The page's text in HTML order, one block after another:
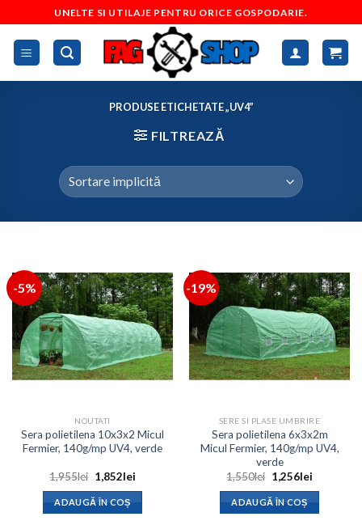
to
content
UNELTE SI UTILAJE PENTRU ORICE GOSPODARIE.
PRODUSE ETICHETATE „UV4”
FILTREAZĂ
-5%
NOUTATI
Sera polietilena 10x3x2 Micul
Fermier, 140g/mp UV4, verde
1,955lei Prețul
inițial
a
fost:
1,955lei.
1,852leiPrețul
ADAUGĂ ÎN COȘ
-19%
SERE SI PLASE UMBRIRE
Sera polietilena 6x3x2m
Micul Fermier, 140g/mp UV4,
verde
1,550lei Prețul
inițial
a
fost:
1,550lei.
1,256leiPrețul
ADAUGĂ ÎN COȘ